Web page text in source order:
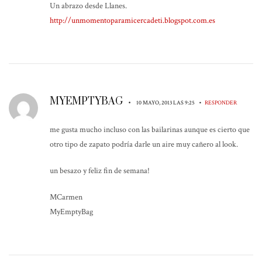
Un abrazo desde Llanes.
http://unmomentoparamicercadeti.blogspot.com.es
MYEMPTYBAG • 10 MAYO, 2013 LAS 9:25 • RESPONDER
me gusta mucho incluso con las bailarinas aunque es cierto que
otro tipo de zapato podría darle un aire muy cañero al look.
un besazo y feliz fin de semana!
MCarmen
MyEmptyBag